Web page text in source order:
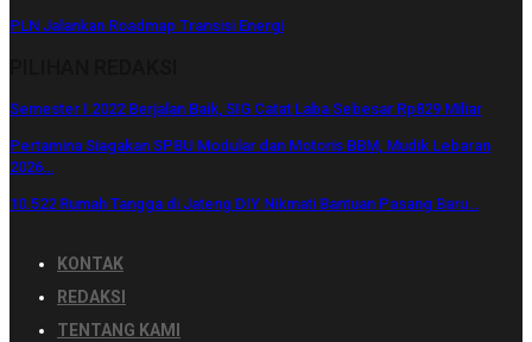
PLN Jalankan Roadmap Transisi Energi
Semester I 2022 Berjalan Baik, SIG Catat Laba Sebesar Rp829 Miliar
Pertamina Siagakan SPBU Modular dan Motoris BBM, Mudik Lebaran
2026…
10.522 Rumah Tangga di Jateng DIY Nikmati Bantuan Pasang Baru…
KONTAK
REDAKSI
TENTANG KAMI